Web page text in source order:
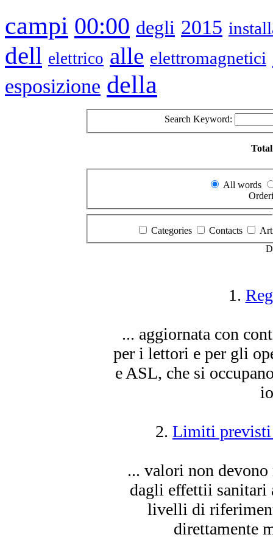
campi 00:00 degli 2015
dell elettrico alle elettromagnetici
esposizione della
Search Keyword:
All words
Categories Contacts
1.
... aggiornata con
per i lettori e per gli
e ASL, che si
2. Limiti previsti
... valori non
dagli effettii sanitari
livelli di
direttamente